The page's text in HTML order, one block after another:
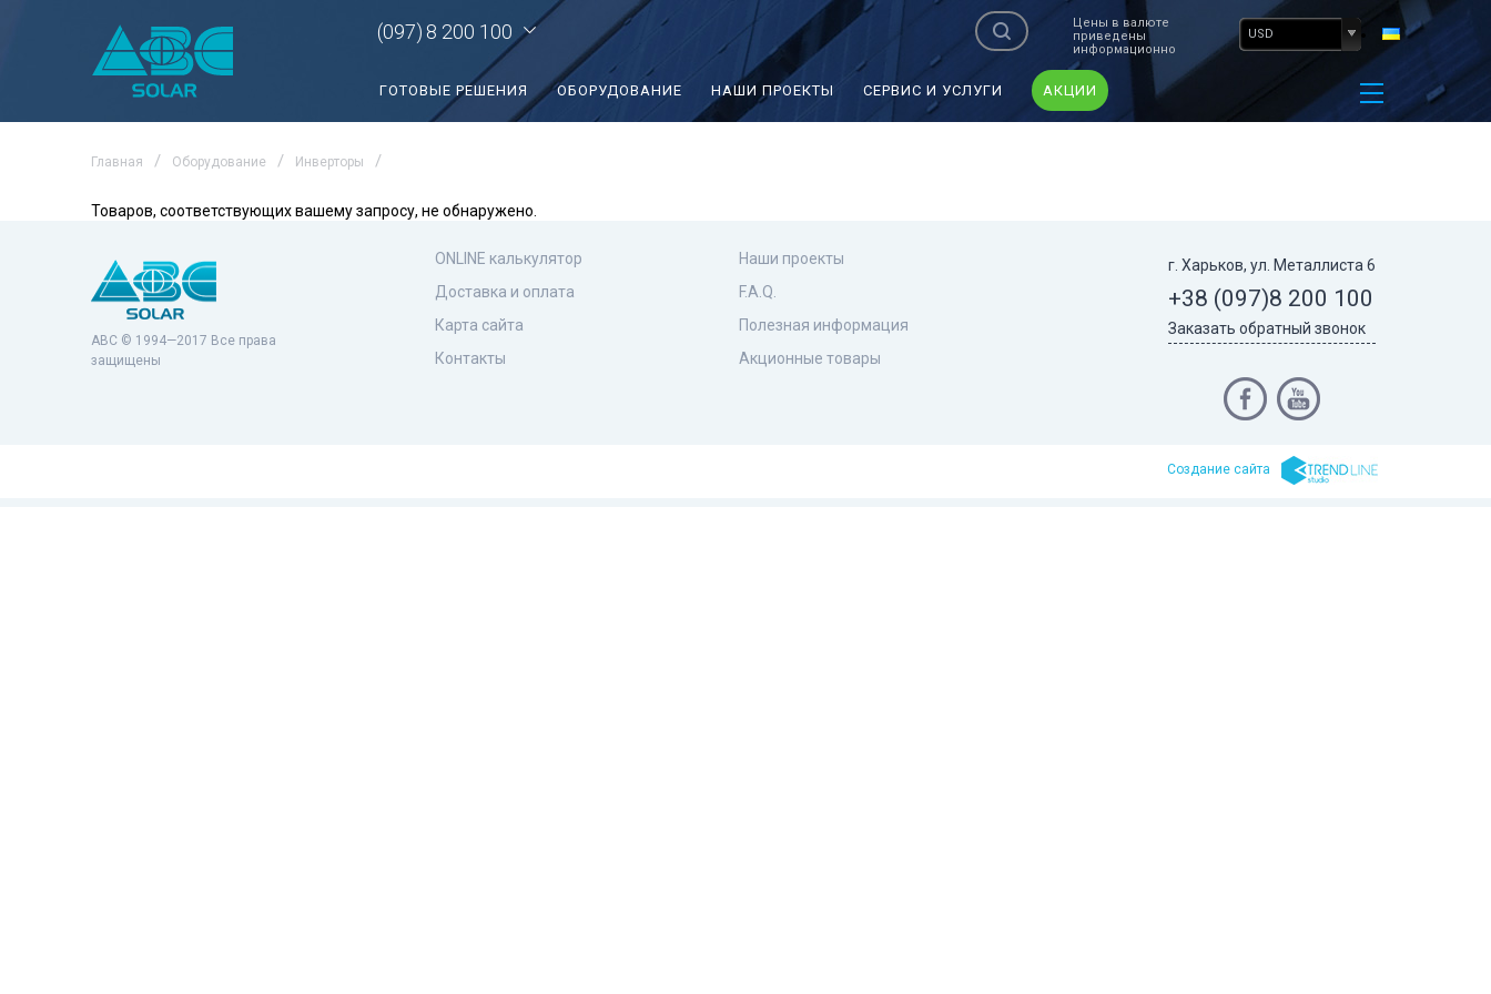
(097) 8 200 100
Цены в валюте
приведены
информационно
USD
ГОТОВЫЕ РЕШЕНИЯ ОБОРУДОВАНИЕ НАШИ ПРОЕКТЫ СЕРВИС И УСЛУГИ АКЦИИ
Главная Оборудование Инверторы
Товаров, соответствующих вашему запросу, не обнаружено.
ABC © 1994—2017 Все права
защищены
ONLINE калькулятор
Доставка и оплата
Карта сайта
Контакты
Наши проекты
F.A.Q.
Полезная информация
Акционные товары
г. Харьков, ул. Металлиста 6
+38 (097)8 200 100
Заказать обратный звонок
Cоздание сайта